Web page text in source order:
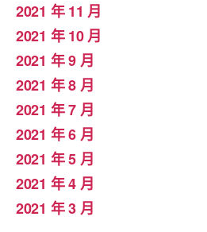
2021 年 11 月
2021 年 10 月
2021 年 9 月
2021 年 8 月
2021 年 7 月
2021 年 6 月
2021 年 5 月
2021 年 4 月
2021 年 3 月